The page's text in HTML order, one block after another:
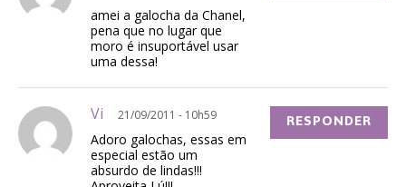
amei a galocha da Chanel,
pena que no lugar que
moro é insuportável usar
uma dessa!
Vi 21/09/2011 - 10h59
Adoro galochas, essas em
especial estão um
absurdo de lindas!!!
RESPONDER